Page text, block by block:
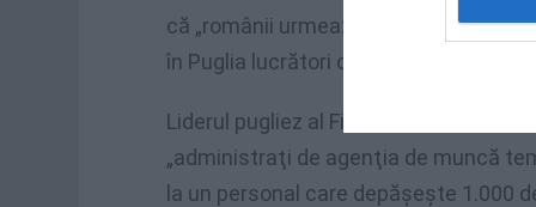
că „românii urmează să plece, şi
în Puglia lucrători calificaţi pentru
Liderul pugliez al Fiom, Domenico
„administraţi de agenţia de muncă
la un personal care depăşeşte 1.000